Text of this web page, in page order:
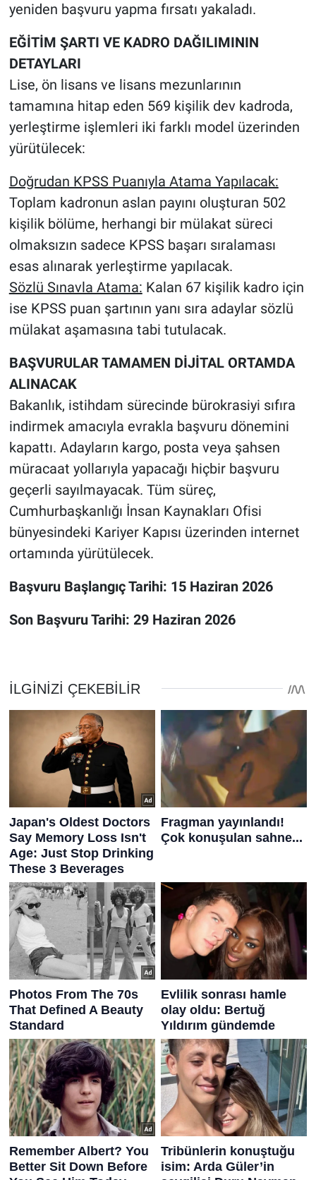
yeniden başvuru yapma fırsatı yakaladı.
EĞİTİM ŞARTI VE KADRO DAĞILIMININ
DETAYLARI
Lise, ön lisans ve lisans mezunlarının
tamamına hitap eden 569 kişilik dev kadroda,
yerleştirme işlemleri iki farklı model üzerinden
yürütülecek:
Doğrudan KPSS Puanıyla Atama Yapılacak:
Toplam kadronun aslan payını oluşturan 502
kişilik bölüme, herhangi bir mülakat süreci
olmaksızın sadece KPSS başarı sıralaması
esas alınarak yerleştirme yapılacak.
Sözlü Sınavla Atama: Kalan 67 kişilik kadro için
ise KPSS puan şartının yanı sıra adaylar sözlü
mülakat aşamasına tabi tutulacak.
BAŞVURULAR TAMAMEN DİJİTAL ORTAMDA
ALINACAK
Bakanlık, istihdam sürecinde bürokrasiyi sıfıra
indirmek amacıyla evrakla başvuru dönemini
kapattı. Adayların kargo, posta veya şahsen
müracaat yollarıyla yapacağı hiçbir başvuru
geçerli sayılmayacak. Tüm süreç,
Cumhurbaşkanlığı İnsan Kaynakları Ofisi
bünyesindeki Kariyer Kapısı üzerinden internet
ortamında yürütülecek.
Başvuru Başlangıç Tarihi: 15 Haziran 2026
Son Başvuru Tarihi: 29 Haziran 2026